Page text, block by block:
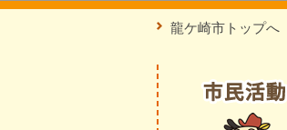
龍ケ崎市トップへ